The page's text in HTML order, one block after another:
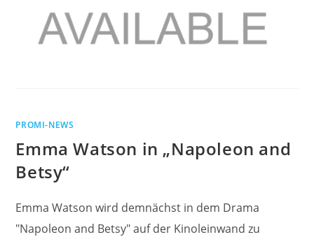
PROMI-NEWS
Emma Watson in „Napoleon and
Betsy“
Emma Watson wird demnächst in dem Drama
"Napoleon and Betsy" auf der Kinoleinwand zu